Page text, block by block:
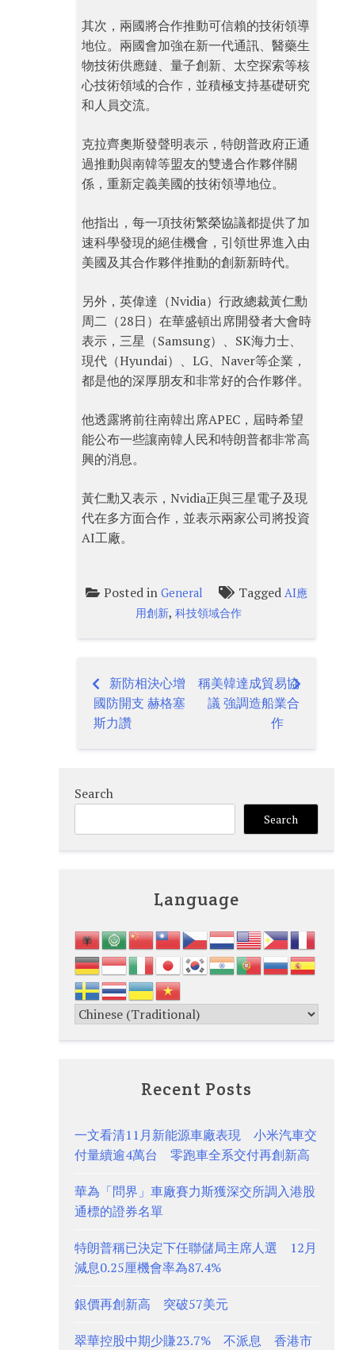
其次，兩國將合作推動可信賴的技術領導
地位。兩國會加強在新一代通訊、醫藥生
物技術供應鏈、量子創新、太空探索等核
心技術領域的合作，並積極支持基礎研究
和人員交流。
克拉齊奧斯發聲明表示，特朗普政府正通
過推動與南韓等盟友的雙邊合作夥伴關
係，重新定義美國的技術領導地位。
他指出，每一項技術繁榮協議都提供了加
速科學發現的絕佳機會，引領世界進入由
美國及其合作夥伴推動的創新新時代。
另外，英偉達（Nvidia）行政總裁黃仁勳
周二（28日）在華盛頓出席開發者大會時
表示，三星（Samsung）、SK海力士、
現代（Hyundai）、LG、Naver等企業，
都是他的深厚朋友和非常好的合作夥伴。
他透露將前往南韓出席APEC，屆時希望
能公布一些讓南韓人民和特朗普都非常高
興的消息。
黃仁勳又表示，Nvidia正與三星電子及現
代在多方面合作，並表示兩家公司將投資
AI工廠。
Posted inGeneral TaggedAI應
用創新,科技領域合作
Post
navigation
新防相決心增
國防開支 赫格塞
斯力讚
稱美韓達成貿易協
議 強調造船業合
作
Search
Search
Language
Recent Posts
一文看清11月新能源車廠表現 小米汽車交
付量續逾4萬台 零跑車全系交付再創新高
華為「問界」車廠賽力斯獲深交所調入港股
通標的證券名單
特朗普稱已決定下任聯儲局主席人選 12月
減息0.25厘機會率為87.4%
銀價再創新高 突破57美元
翠華控股中期少賺23.7% 不派息 香港市